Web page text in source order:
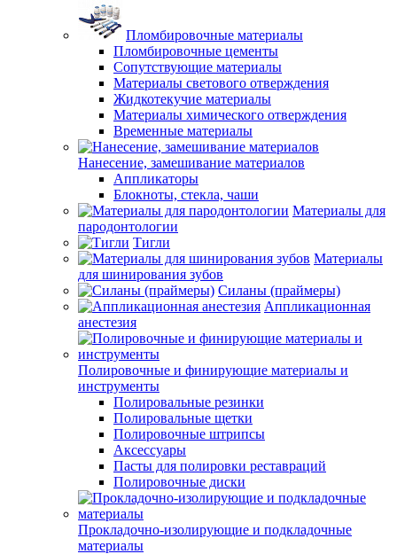
Пломбировочные материалы
Пломбировочные цементы
Сопутствующие материалы
Материалы светового отверждения
Жидкотекучие материалы
Материалы химического отверждения
Временные материалы
Нанесение, замешивание материалов
Аппликаторы
Блокноты, стекла, чаши
Материалы для
пародонтологии
Тигли
Материалы
для шинирования зубов
Силаны (праймеры)
Аппликационная
анестезия
Полировочные и финирующие материалы и
инструменты
Полировальные резинки
Полировальные щетки
Полировочные штрипсы
Аксессуары
Пасты для полировки реставраций
Полировочные диски
Прокладочно-изолирующие и подкладочные
материалы